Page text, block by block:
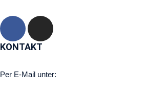
KONTAKT
Per E-Mail unter: